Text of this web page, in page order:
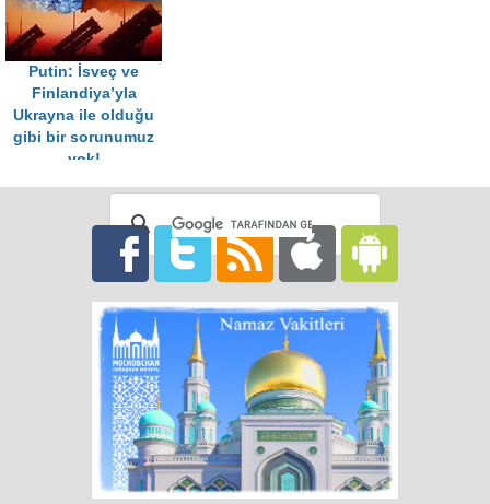
Putin: İsveç ve
Finlandiya’yla
Ukrayna ile olduğu
gibi bir sorunumuz
yok!